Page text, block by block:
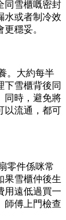
同雪櫃嘅密封
水或者制冷效
穩妥。
。大約每半
下雪櫃背後同
同時，避免將
以流通，都可
零件係咪常
果雪櫃仲後生
用遠低過買一
師傅上門檢查